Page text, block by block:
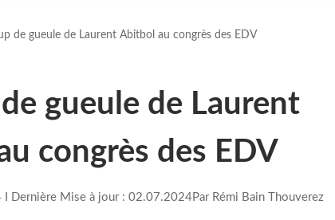
de gueule de Laurent Abitbol au congrès des EDV
gueule de Laurent
congrès des EDV
I Dernière Mise à jour : 02.07.2024Par Rémi Bain Thouverez